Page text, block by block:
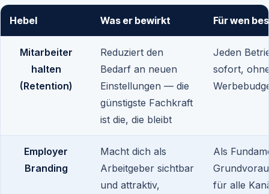
Hebel Was er bewirkt Für wen
Mitarbeiter
halten
(Retention)
Reduziert den
Bedarf an neuen
Einstellungen — die
günstigste Fachkraft
ist die, die bleibt
Jeden
sofort,
Employer
Branding
Macht dich als
Arbeitgeber sichtbar
und attraktiv,
Als
für alle